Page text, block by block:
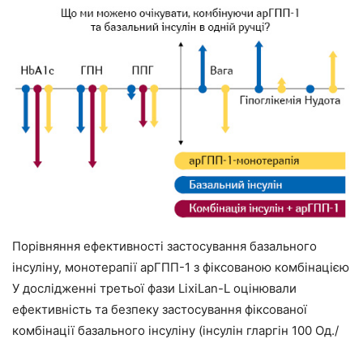
Порівняння ефективності застосування базального
інсуліну, монотерапії арГПП-1 з фіксованою комбінацією
У дослідженні третьої фази LixiLan-L оцінювали
ефективність та безпеку застосування фіксованої
комбінації базального інсуліну (інсулін гларгін 100 Од./